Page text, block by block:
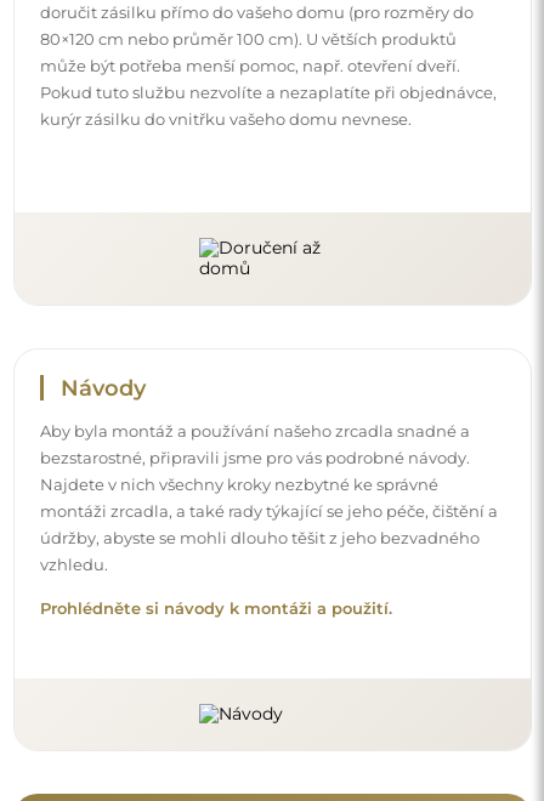
doručit zásilku přímo do vašeho domu (pro rozměry do
80×120 cm nebo průměr 100 cm). U větších produktů
může být potřeba menší pomoc, např. otevření dveří.
Pokud tuto službu nezvolíte a nezaplatíte při objednávce,
kurýr zásilku do vnitřku vašeho domu nevnese.
Návody
Aby byla montáž a používání našeho zrcadla snadné a
bezstarostné, připravili jsme pro vás podrobné návody.
Najdete v nich všechny kroky nezbytné ke správné
montáži zrcadla, a také rady týkající se jeho péče, čištění a
údržby, abyste se mohli dlouho těšit z jeho bezvadného
vzhledu.
Prohlédněte si návody k montáži a použití.